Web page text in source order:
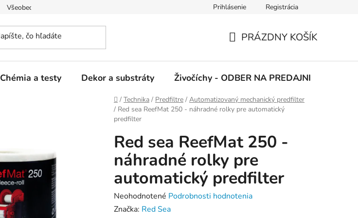
Všeobecné obchodné podmienky a dodacie podmienky Ochrana osobných údajov
Prihlásenie Registrácia
KOŠÍK
PRÁZDNY KOŠÍK
Chémia a testy Dekor a substráty Živočíchy - ODBER NA PREDAJNI
Domov
/ Technika / Predfiltre / Automatizovaný mechanický predfilter
/ Red sea ReefMat 250 - náhradné rolky pre automatický
predfilter
Red sea ReefMat 250 -
náhradné rolky pre
automatický predfilter
Priemerné
hodnotenie
Neohodnotené Podrobnosti hodnotenia
Značka: Red Sea